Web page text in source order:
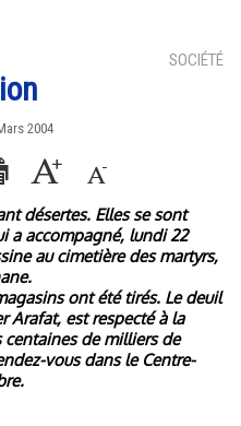
SOCIÉTÉ
2004
désertes. Elles se sont
a accompagné, lundi 22
au cimetière des martyrs,
ont été tirés. Le deuil
Arafat, est respecté à la
centaines de milliers de
vous dans le Centre-